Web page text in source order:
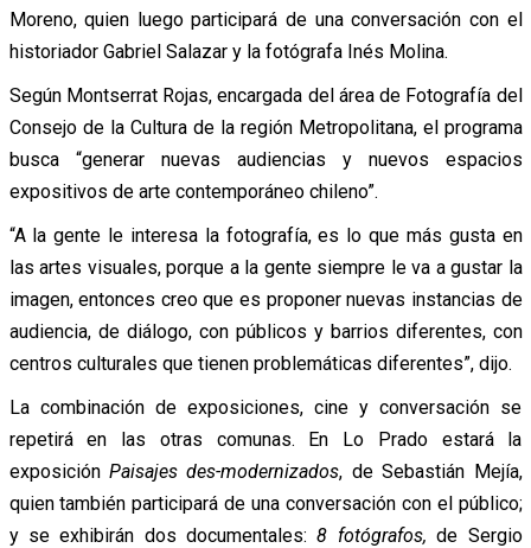
Moreno, quien luego participará de una conversación con el
historiador Gabriel Salazar y la fotógrafa Inés Molina.
Según Montserrat Rojas, encargada del área de Fotografía del
Consejo de la Cultura de la región Metropolitana, el programa
busca “generar nuevas audiencias y nuevos espacios
expositivos de arte contemporáneo chileno”.
“A la gente le interesa la fotografía, es lo que más gusta en
las artes visuales, porque a la gente siempre le va a gustar la
imagen, entonces creo que es proponer nuevas instancias de
audiencia, de diálogo, con públicos y barrios diferentes, con
centros culturales que tienen problemáticas diferentes”, dijo.
La combinación de exposiciones, cine y conversación se
repetirá en las otras comunas. En Lo Prado estará la
exposición Paisajes des-modernizados, de Sebastián Mejía,
quien también participará de una conversación con el público;
y se exhibirán dos documentales:8 fotógrafos, de Sergio